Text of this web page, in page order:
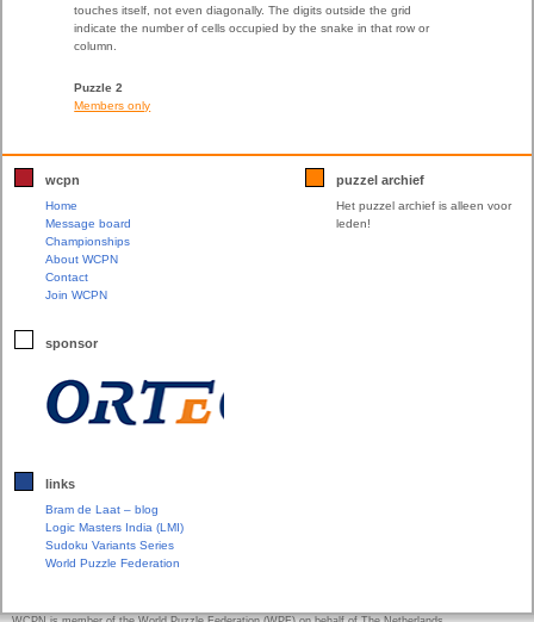
touches itself, not even diagonally. The digits outside the grid
indicate the number of cells occupied by the snake in that row or
column.
Puzzle 2
Members only
wcpn
Home
Message board
Championships
About WCPN
Contact
Join WCPN
sponsor
links
Bram de Laat – blog
Logic Masters India (LMI)
Sudoku Variants Series
World Puzzle Federation
puzzel archief
Het puzzel archief is alleen voor
leden!